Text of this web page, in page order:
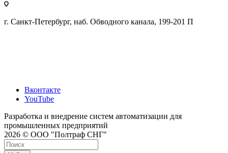
г. Санкт-Петербург, наб. Обводного канала, 199-201 П
Вконтакте
YouTube
Разработка и внедрение систем автоматизации для
промышленных предприятий
2026 © ООО "Полтраф СНГ"